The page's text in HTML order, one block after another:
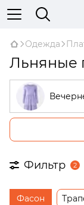
Одежда
Льняные
На запах
Фильтр 2
Фасон